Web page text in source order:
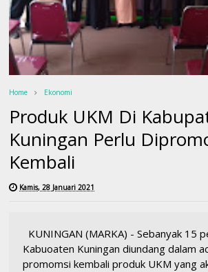
Home Ekonomi
Produk UKM Di
Kuningan Perlu
Kembali
Kamis, 28 Januari 2021
KUNINGAN (MARKA) - Sebanyak 15
Kabuoaten Kuningan diundang dalam
promomsi kembali produk UKM yang